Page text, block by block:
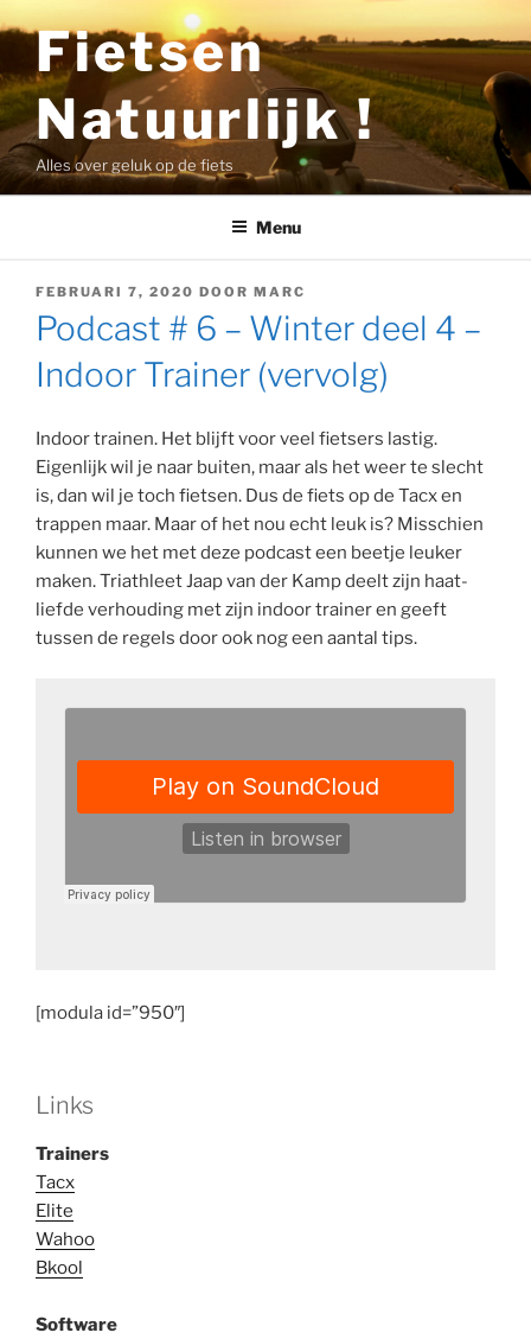
naar
de
inhoud
Fietsen
Natuurlijk !
Alles over geluk op de fiets
Menu
GEPLAATST
OP
FEBRUARI 7, 2020 DOOR MARC
Podcast # 6 – Winter deel 4 –
Indoor Trainer (vervolg)
Indoor trainen. Het blijft voor veel fietsers lastig.
Eigenlijk wil je naar buiten, maar als het weer te slecht
is, dan wil je toch fietsen. Dus de fiets op de Tacx en
trappen maar. Maar of het nou echt leuk is? Misschien
kunnen we het met deze podcast een beetje leuker
maken. Triathleet Jaap van der Kamp deelt zijn haat-
liefde verhouding met zijn indoor trainer en geeft
tussen de regels door ook nog een aantal tips.
[modula id=”950″]
Links
Trainers
Tacx
Elite
Wahoo
Bkool
Software